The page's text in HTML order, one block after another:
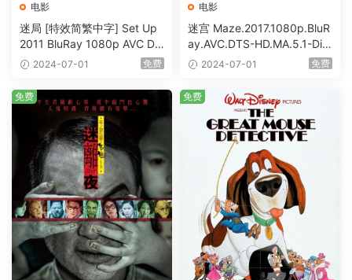
电影
迷局 [特效简繁中字] Set Up
2011 BluRay 1080p AVC DT
S-HD MA5.1-shhaclm@CHD
2024-07-01 免费
电影
迷宫 Maze.2017.1080p.BluR
ay.AVC.DTS-HD.MA.5.1-DiY
@HDHome [BDISO 19.7GB]
2024-07-01 免费
免费 免费